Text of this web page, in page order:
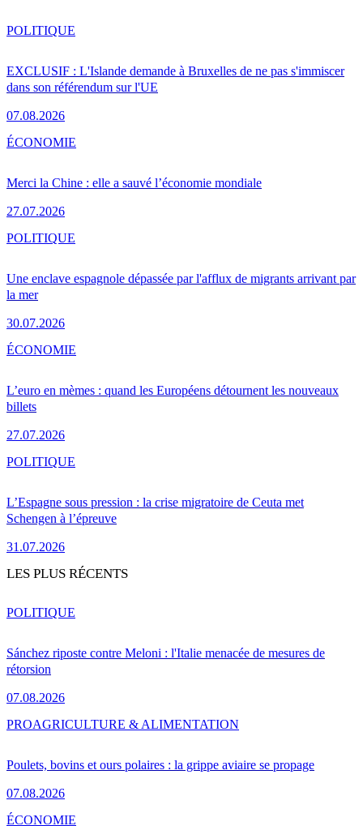
EXCLUSIF : L'Islande demande à Bruxelles de ne pas s'immiscer
dans son référendum sur l'UE
07.08.2026
POLITIQUE
Merci la Chine : elle a sauvé l’économie mondiale
27.07.2026
ÉCONOMIE
Une enclave espagnole dépassée par l'afflux de migrants arrivant par
la mer
30.07.2026
POLITIQUE
L’euro en mèmes : quand les Européens détournent les nouveaux
billets
27.07.2026
ÉCONOMIE
L’Espagne sous pression : la crise migratoire de Ceuta met
Schengen à l’épreuve
31.07.2026
POLITIQUE
LES PLUS RÉCENTS
Sánchez riposte contre Meloni : l'Italie menacée de mesures de
rétorsion
07.08.2026
POLITIQUE
Poulets, bovins et ours polaires : la grippe aviaire se propage
07.08.2026
PROAGRICULTURE & ALIMENTATION
ÉCONOMIE